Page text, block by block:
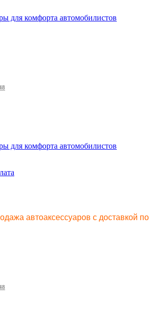
автоаксессуаров с доставкой по